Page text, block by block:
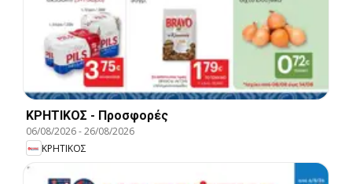
ΚΡΗΤΙΚΟΣ - Προσφορές
06/08/2026-26/08/2026
ΚΡΗΤΙΚΟΣ